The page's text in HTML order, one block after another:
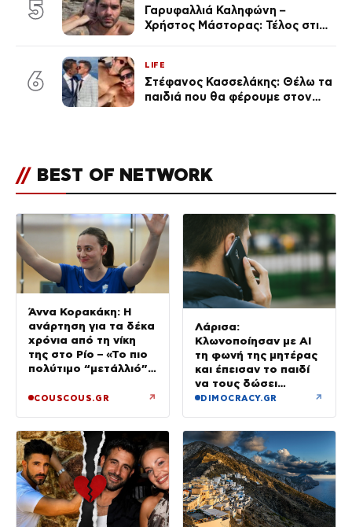
5
Γαρυφαλλιά Καληφώνη –
Χρήστος Μάστορας: Τέλος στις
6
LIFE
Στέφανος Κασσελάκης: Θέλω τα
παιδιά που θα φέρουμε στον
// BEST OF NETWORK
Άννα Κορακάκη: Η
ανάρτηση για τα δέκα
χρόνια από τη νίκη
της στο Ρίο – «Το πιο
πολύτιμο “μετάλλιό”
COUSCOUS.GR ↗
Λάρισα:
Κλωνοποίησαν με AI
τη φωνή της μητέρας
και έπεισαν το παιδί
να τους δώσει
χρήματα και
DIMOCRACY.GR ↗